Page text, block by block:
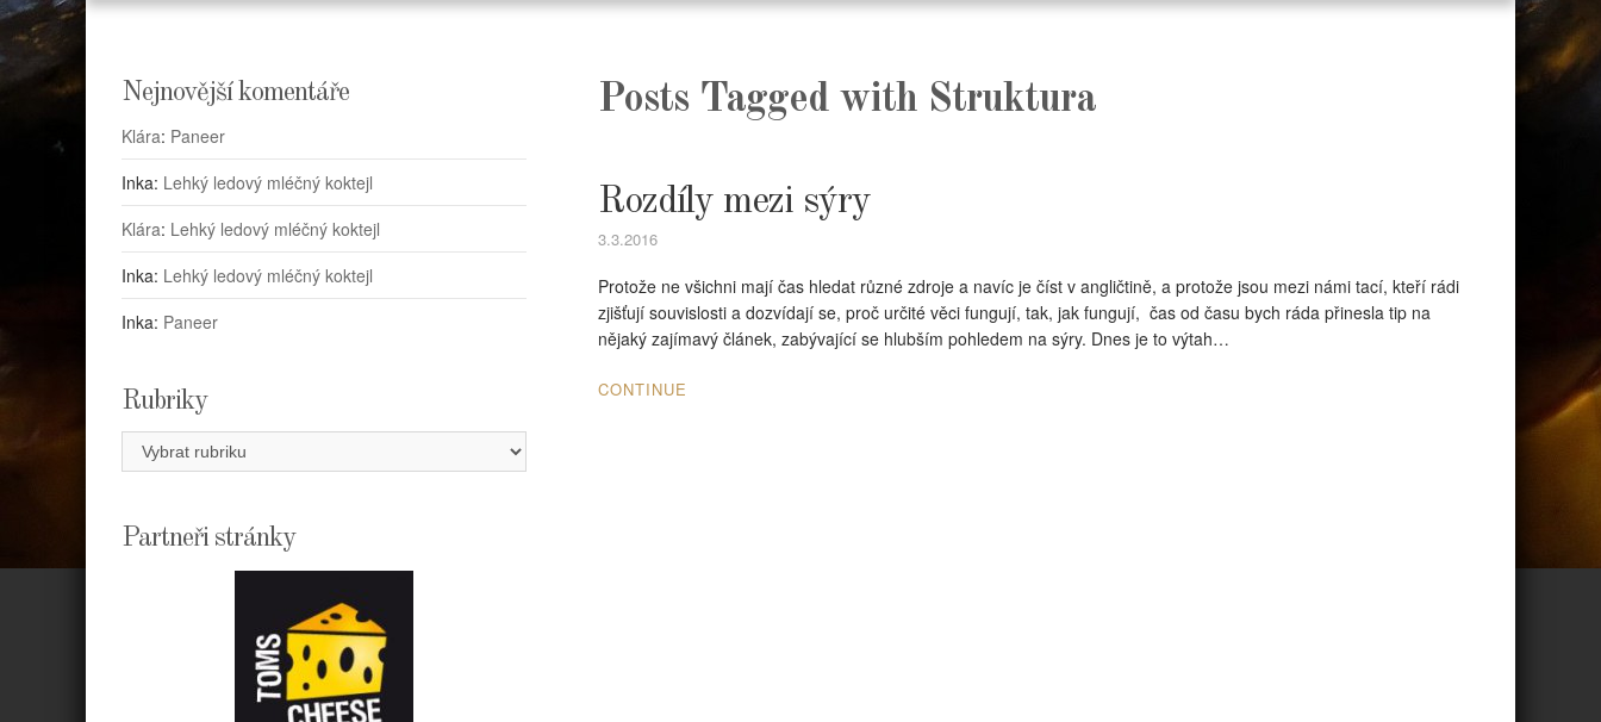
Posts Tagged with Struktura
Rozdíly mezi sýry
3.3.2016
Protože ne všichni mají čas hledat různé zdroje a navíc je číst v angličtině, a protože jsou mezi námi tací, kteří rádi
zjišťují souvislosti a dozvídají se, proč určité věci fungují, tak, jak fungují, čas od času bych ráda přinesla tip na
nějaký zajímavý článek, zabývající se hlubším pohledem na sýry. Dnes je to výtah…
CONTINUE
Nejnovější komentáře
Klára: Paneer
Inka: Lehký ledový mléčný koktejl
Klára: Lehký ledový mléčný koktejl
Inka: Lehký ledový mléčný koktejl
Inka: Paneer
Rubriky
Rubriky
Partneři stránky